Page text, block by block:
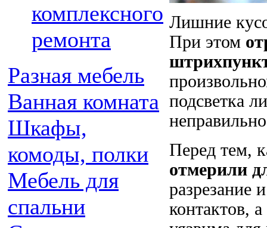
комплексного
ремонта
Разная мебель
Ванная комната
Шкафы,
комоды, полки
Мебель для
спальни
Лишние
При этом
подсветка
Перед тем,
отмерили
разрезание
контактов,